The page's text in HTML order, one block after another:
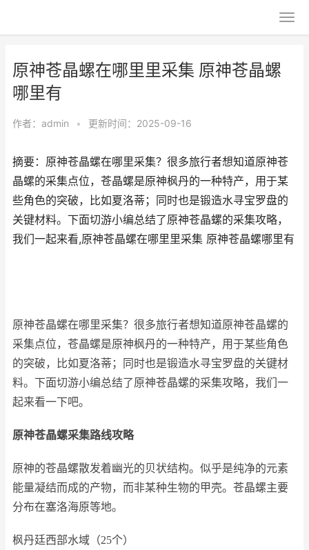
原神苍晶螺在哪里里采集 原神苍晶螺
哪里有
作者： admin • 更新时间：2025-09-16
摘要：原神苍晶螺在哪里采集？很多旅行者想知道原神苍
晶螺的采集点位，苍晶螺是原神枫丹的一种特产，用于某
些角色的突破，比如夏洛蒂；同时也是锻造水寻宝罗盘的
关键材料。下面切游小编总结了原神苍晶螺的采集攻略，
我们一起来看,原神苍晶螺在哪里里采集 原神苍晶螺哪里有
原神苍晶螺在哪里采集？很多旅行者想知道原神苍晶螺的
采集点位，苍晶螺是原神枫丹的一种特产，用于某些角色
的突破，比如夏洛蒂；同时也是锻造水寻宝罗盘的关键材
料。下面切游小编总结了原神苍晶螺的采集攻略，我们一
起来看一下吧。
原神苍晶螺采集路线攻略
原神的苍晶螺散发着幽光的贝状结构。似乎是纯净的元素
能量凝结而成的产物，而非某种生物的甲壳。苍晶螺主要
分布在塞洛海原等地。
枫丹廷西部水域（25个）